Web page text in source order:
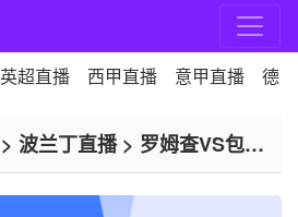
英超直播 西甲直播 意甲直播 德
> 波兰丁直播> 罗姆查VS包尔